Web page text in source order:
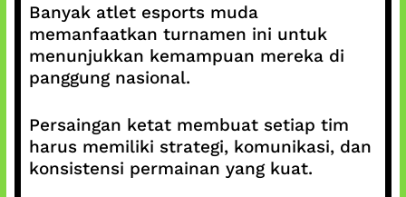
Banyak atlet esports muda
memanfaatkan turnamen ini untuk
menunjukkan kemampuan mereka di
panggung nasional.
Persaingan ketat membuat setiap tim
harus memiliki strategi, komunikasi, dan
konsistensi permainan yang kuat.